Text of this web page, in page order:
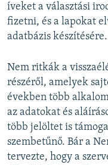
íveket a választási
fizetni, és a lapokat
adatbázis készítésére.
Nem ritkák a
részéről, amelyek
években több
az adatokat és
több jelöltet is
szembetűnő. Bár a
tervezte, hogy a